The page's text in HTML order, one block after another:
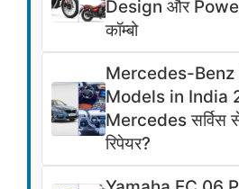
Design और
कॉम्बो
Mercedes-Benz
Models in India
Mercedes सर्विस
रिपेयर?